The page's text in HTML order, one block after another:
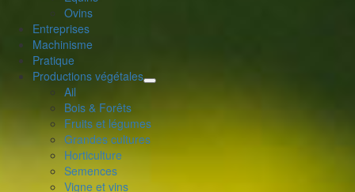
Ovins
Entreprises
Machinisme
Pratique
Productions végétales
déplier
menu
enfant
Ail
Bois & Forêts
Fruits et légumes
Grandes cultures
Horticulture
Semences
Vigne et vins